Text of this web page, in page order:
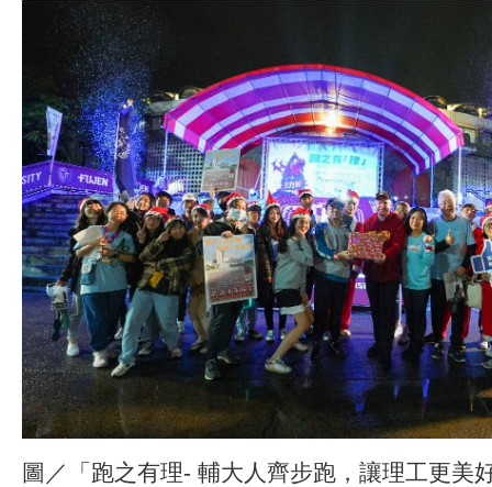
圖／「跑之有理- 輔大人齊步跑，讓理工更美